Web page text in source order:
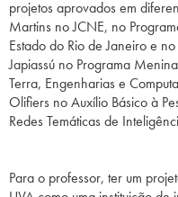
projetos aprovados em
Martins no JCNE, no
Estado do Rio de Janeiro e
Japiassú no Programa
Terra, Engenharias e
Olifiers no Auxílio Básico à
Redes Temáticas de
Para o professor, ter um